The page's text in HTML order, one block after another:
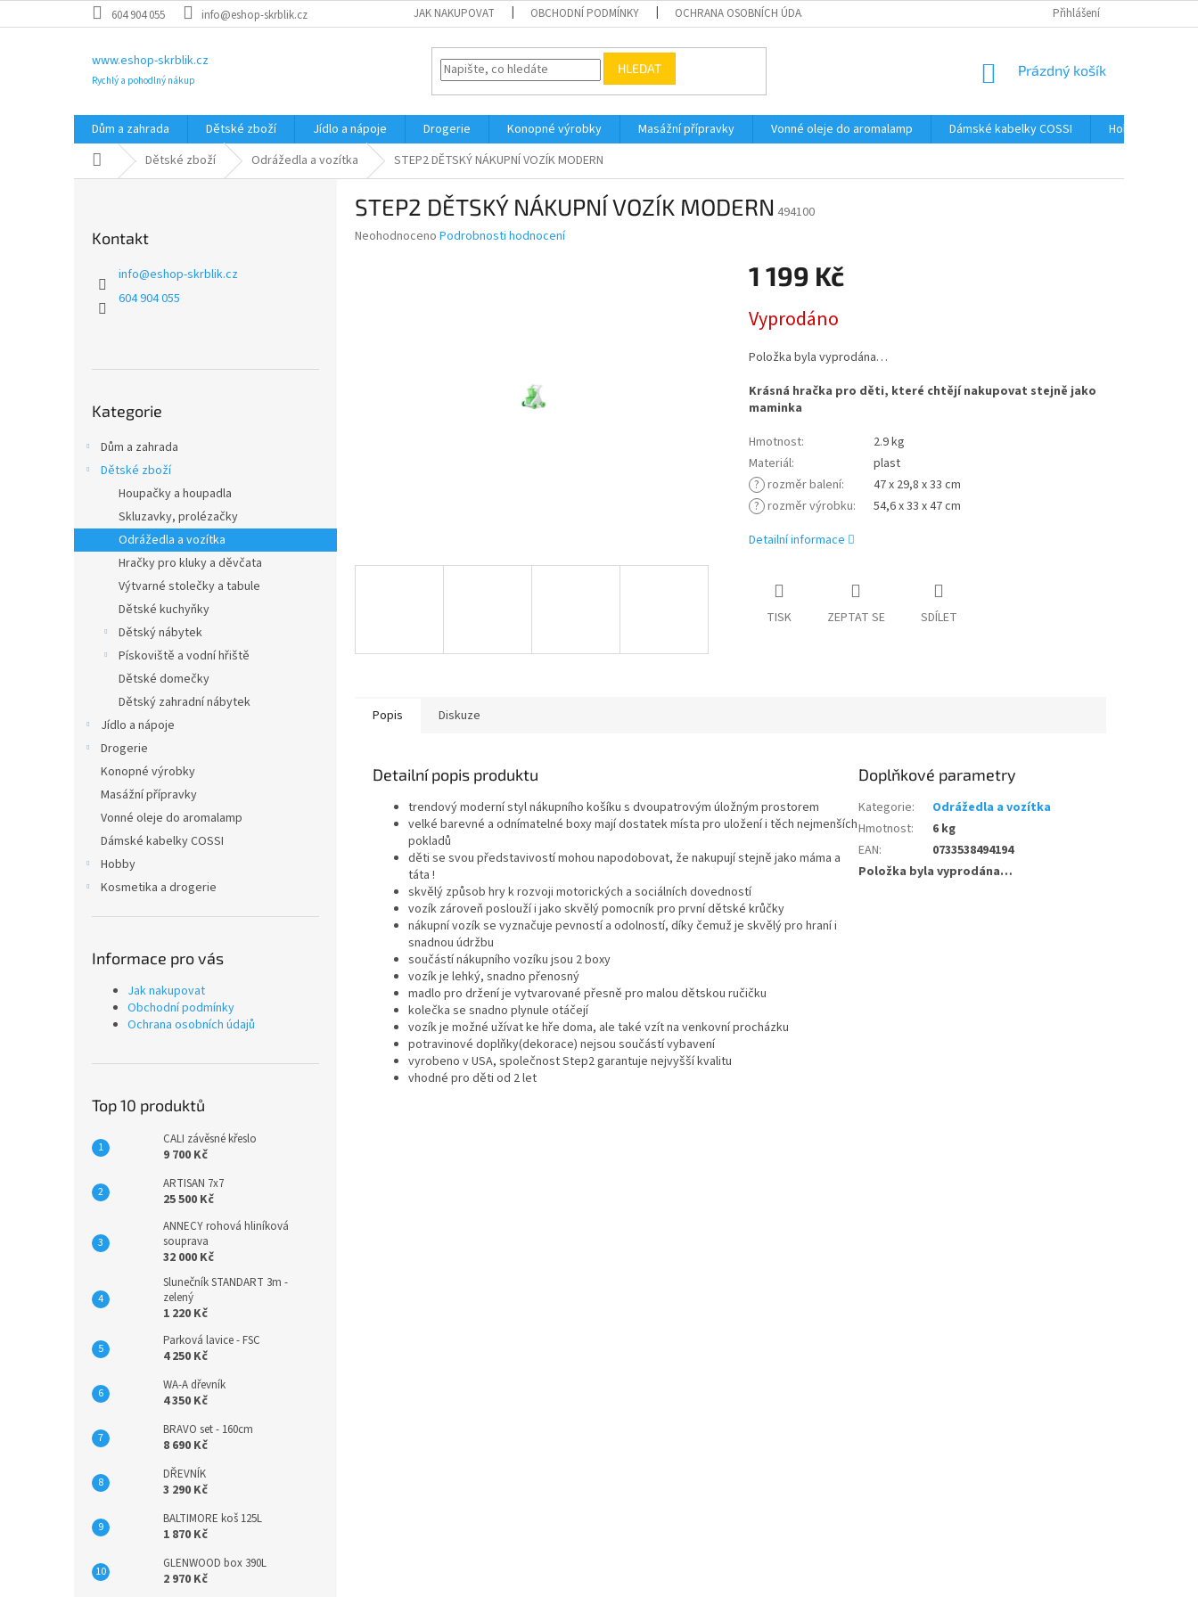
na
604 904 055 info@eshop-skrblik.cz JAK NAKUPOVAT OBCHODNÍ PODMÍNKY OCHRANA OSOBNÍCH ÚDAJŮ Přihlášení
www.eshop-skrblik.cz
Rychlý a pohodlný nákup
HLEDAT
NÁKUPNÍ
Prázdný košík
Dům a zahrada Dětské zboží Jídlo a nápoje Drogerie Konopné výrobky Masážní přípravky Vonné oleje do aromalamp Dámské kabelky COSSI Hobby
Domů Dětské zboží Odrážedla a vozítka STEP2 DĚTSKÝ NÁKUPNÍ VOZÍK MODERN
Kontakt
info@eshop-skrblik.cz
604 904 055
kategorie
Kategorie
Dům a zahrada
Dětské zboží
Houpačky a houpadla
Skluzavky, prolézačky
Odrážedla a vozítka
Hračky pro kluky a děvčata
Výtvarné stolečky a tabule
Dětské kuchyňky
Dětský nábytek
Pískoviště a vodní hřiště
Dětské domečky
Dětský zahradní nábytek
Jídlo a nápoje
Drogerie
Konopné výrobky
Masážní přípravky
Vonné oleje do aromalamp
Dámské kabelky COSSI
Hobby
Kosmetika a drogerie
Informace pro vás
Jak nakupovat
Obchodní podmínky
Ochrana osobních údajů
Top 10 produktů
CALI závěsné křeslo
9 700 Kč
ARTISAN 7x7
25 500 Kč
ANNECY rohová hliníková
souprava
32 000 Kč
Slunečník STANDART 3m -
zelený
1 220 Kč
Parková lavice - FSC
4 250 Kč
WA-A dřevník
4 350 Kč
BRAVO set - 160cm
8 690 Kč
DŘEVNÍK
3 290 Kč
BALTIMORE koš 125L
1 870 Kč
GLENWOOD box 390L
2 970 Kč
STEP2 DĚTSKÝ NÁKUPNÍ VOZÍK MODERN 494100
Průměrné
Neohodnoceno Podrobnosti hodnocení
1 199 Kč
cena:
Vyprodáno
Položka byla vyprodána…
Krásná hračka pro děti, které chtějí nakupovat stejně jako
maminka
Hmotnost:
2.9 kg
Materiál:
plast
? rozměr balení:
47 x 29,8 x 33 cm
? rozměr výrobku:
54,6 x 33 x 47 cm
Detailní informace
TISK ZEPTAT SE SDÍLET
Popis Diskuze
Detailní popis produktu
trendový moderní styl nákupního košíku s dvoupatrovým úložným prostorem
velké barevné a odnímatelné boxy mají dostatek místa pro uložení i těch nejmenších
pokladů
děti se svou představivostí mohou napodobovat, že nakupují stejně jako máma a
táta !
skvělý způsob hry k rozvoji motorických a sociálních dovedností
vozík zároveň poslouží i jako skvělý pomocník pro první dětské krůčky
nákupní vozík se vyznačuje pevností a odolností, díky čemuž je skvělý pro hraní i
snadnou údržbu
součástí nákupního vozíku jsou 2 boxy
vozík je lehký, snadno přenosný
madlo pro držení je vytvarované přesně pro malou dětskou ručičku
kolečka se snadno plynule otáčejí
vozík je možné užívat ke hře doma, ale také vzít na venkovní procházku
potravinové doplňky(dekorace) nejsou součástí vybavení
vyrobeno v USA, společnost Step2 garantuje nejvyšší kvalitu
vhodné pro děti od 2 let
Doplňkové parametry
Kategorie:
Odrážedla a vozítka
Hmotnost:
6 kg
EAN:
0733538494194
Položka byla vyprodána…